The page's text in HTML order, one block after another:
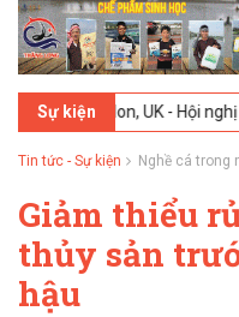
Sự kiện
UK - Hội nghị Thượng
Tin tức - Sự kiện Nghề cá trong
Giảm thiểu
thủy sản
hậu